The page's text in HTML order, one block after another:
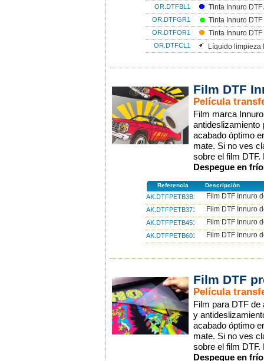
OR.DTFBL1 Tinta Innuro
OR.DTFGR1 Tinta Innuro
OR.DTFOR1 Tinta Innuro
OR.DTFCL1 Líquido limpieza
Film DTF
Película
Film marca
antideslizamiento
acabado óptimo
mate. Si no ves
sobre el film
Despegue en
Referencia Descripción
AK.DTFPETB3B100 Film DTF Innuro
AK.DTFPETB37100 Film DTF Innuro
AK.DTFPETB45100 Film DTF Innuro
AK.DTFPETB60100 Film DTF Innuro
Film DTF
Película
Film para DTF de
y
acabado óptimo
mate. Si no ves
sobre el film
Despegue en